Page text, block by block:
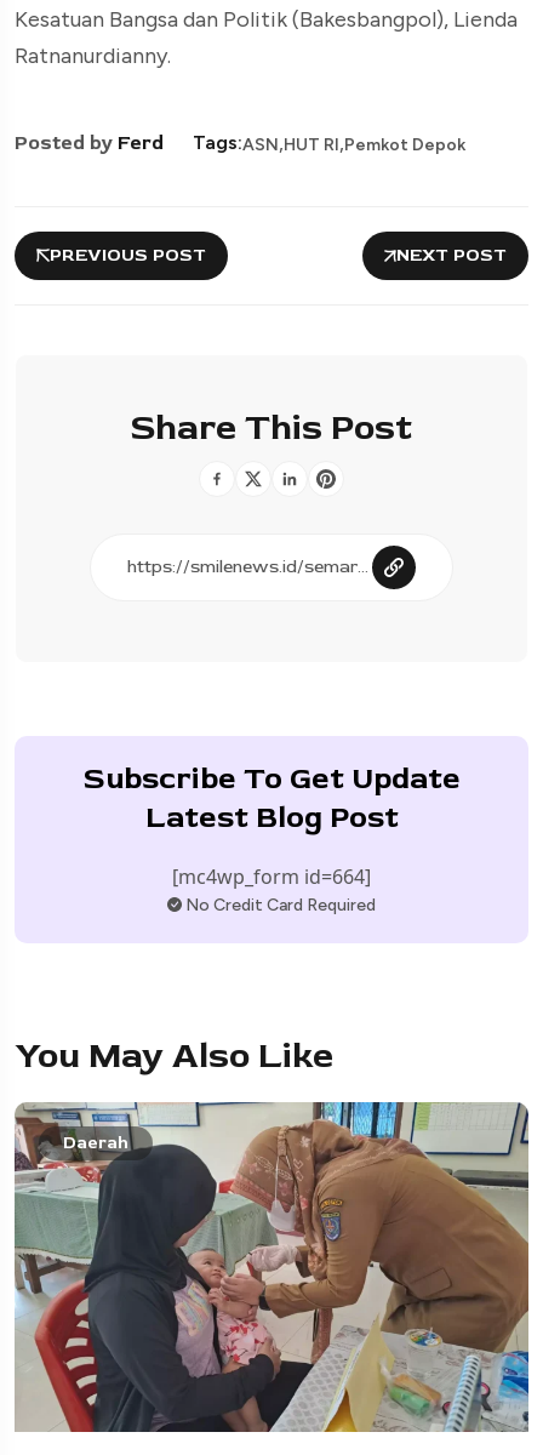
Kesatuan Bangsa dan Politik (Bakesbangpol), Lienda
Ratnanurdianny.
Posted by Ferd Tags:ASN,HUT RI,Pemkot Depok
PREVIOUS POST NEXT POST
Share This Post
Subscribe To Get Update
Latest Blog Post
[mc4wp_form id=664]
No Credit Card Required
You May Also Like
Daerah